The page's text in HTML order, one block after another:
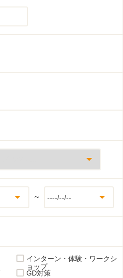
~
インターン・体験・ワークシ
ョップ
GD対策